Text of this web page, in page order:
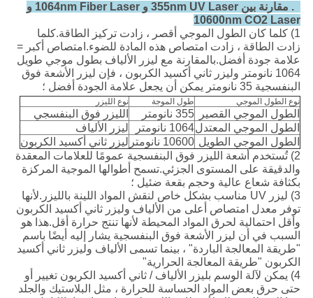
2. مقارنة بين 355nm UV Laser و 1064nm Fiber Laser و
10600nm CO2 Laser
1) كلما كان الطول الموجي أقصر ، زادت تركيز الطاقة.كلما
زادت الطاقة ، زادت امتصاص هذه المادة للضوء.امتصاص أكبر =
علامة جودة أفضل.بالمقارنة مع ليزر الألياف بطول موجي طويل
1064 نانومتر وليزر ثاني أكسيد الكربون ، فإن ليزر الأشعة فوق
البنفسجية 35 نانومتر يمكن أن يجعل علامة الجودة أفضل ؛
نوع الطول الموجي طول الموجة نوع الليزر
الطول الموجي القصير 355 نانومتر
الليزر فوق البنفسجي
الطول الموجي المعتدل1064 نانومتر
ليزر الألياف
الطول الموجي الطويل 10600 نانومتر
ليزر ثاني أكسيد الكربون
2) تُستخدم أشعة الليزر فوق البنفسجية عمومًا للعلامات المعقدة
والدقيقة على المستوى الجزئي.تسمح أطوالها الموجية المركزة
بكثافة شعاع عالية وحجم بقعة ضئيل ؛
3) ليزر UV مناسب بشكل خاص لنقش المواد اللينة بالليزر.لأنها
توفر معدل امتصاص أعلى من الألياف وليزر ثاني أكسيد الكربون
وأقل احتمالية لحرق المواد المحيطة لأنها تنتج حرارة أقل.هذا هو
السبب في أن ليزر الأشعة فوق البنفسجية يشار إليه أيضًا باسم
"طريقة المعالجة الباردة" ، بينما تسمى الألياف وليزر ثاني أكسيد
الكربون "طريقة المعالجة الحرارية"
4) يمكن لآلة الوسم بليزر الألياف / ثاني أكسيد الكربون تغيير أو
حتى حرق بعض المواد الحساسة للحرارة ، مثل البلاستيك والجلد